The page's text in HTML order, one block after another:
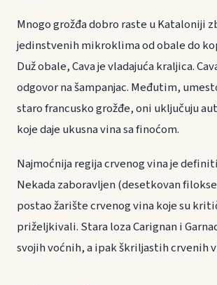
Mnogo grožđa dobro raste u Kataloniji
jedinstvenih mikroklima od obale do
Duž obale, Cava je vladajuća kraljica.
odgovor na šampanjac. Međutim,
staro francusko grožđe, oni uključuju
koje daje ukusna vina sa finoćom.
Najmoćnija regija crvenog vina je
Nekada zaboravljen (desetkovan
postao žarište crvenog vina koje su
priželjkivali. Stara loza Carignan i
svojih voćnih, a ipak škriljastih crvenih